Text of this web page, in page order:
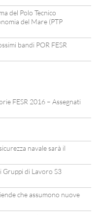
del Polo Tecnico
del Mare (PTP
bandi POR FESR
FESR 2016 – Assegnati
navale sarà il
di Lavoro S3
che assumono nuove